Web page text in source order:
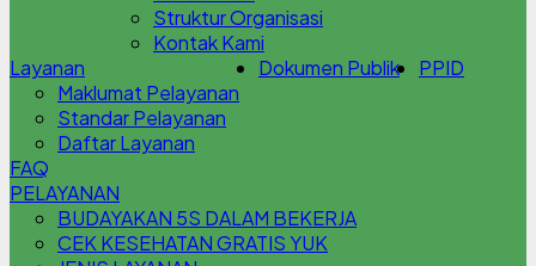
Struktur Organisasi
Kontak Kami
Layanan
Maklumat Pelayanan
Standar Pelayanan
Daftar Layanan
Dokumen Publik PPID
FAQ
PELAYANAN
BUDAYAKAN 5S DALAM BEKERJA
CEK KESEHATAN GRATIS YUK